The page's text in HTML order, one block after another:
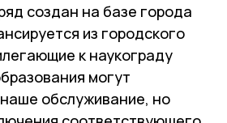
создан на базе города
из городского
к наукограду
могут
обслуживание, но